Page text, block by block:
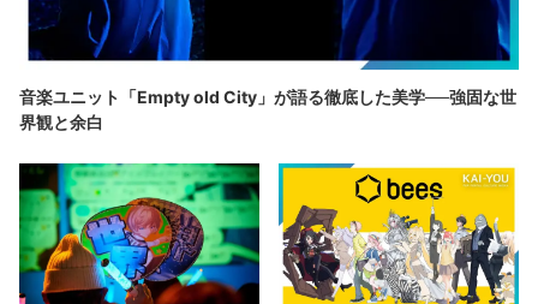
音楽ユニット「Empty old City」が語る徹底した美学──強固な世
界観と余白